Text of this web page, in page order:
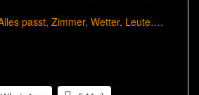
passt, Zimmer, Wetter, Leute….